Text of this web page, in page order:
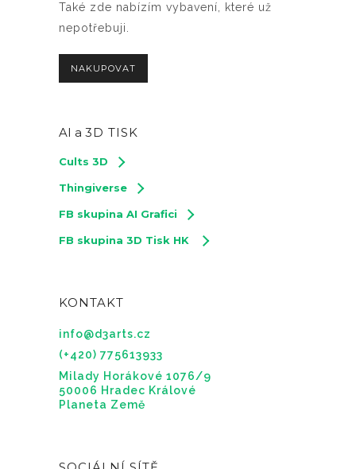
Také zde nabízím vybavení, které už
nepotřebuji.
NAKUPOVAT
AI a 3D TISK
Cults 3D
Thingiverse
FB skupina AI Grafici
FB skupina 3D Tisk HK
KONTAKT
info@d3arts.cz
(+420) 775613933
Milady Horákové 1076/9
50006 Hradec Králové
Planeta Země